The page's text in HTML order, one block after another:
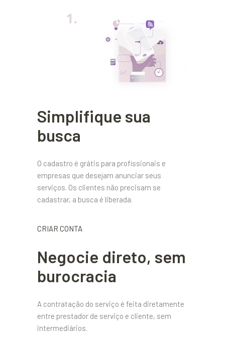
Simplifique sua
busca
O cadastro é grátis para profissionais e
empresas que desejam anunciar seus
serviços. Os clientes não precisam se
cadastrar, a busca é liberada.
CRIAR CONTA
Negocie direto, sem
burocracia
A contratação do serviço é feita diretamente
entre prestador de serviço e cliente, sem
intermediários.